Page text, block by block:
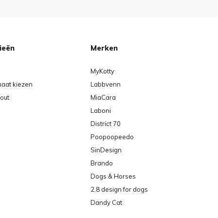
kiezen
Merken
MyKotty
Labbvenn
MiaCara
Laboni
District 70
Poopoopeedo
SinDesign
Brando
Dogs & Horses
2.8 design for dogs
Dandy Cat